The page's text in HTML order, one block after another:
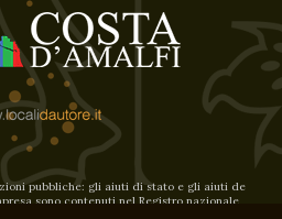
pubbliche: gli aiuti di stato e gli aiuti de
sono contenuti nel Registro nazionale